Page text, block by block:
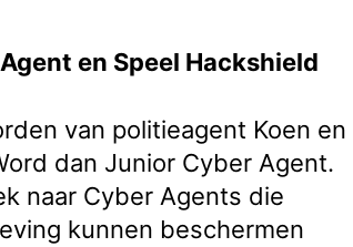
en Speel Hackshield
van politieagent Koen en
dan Junior Cyber Agent.
naar Cyber Agents die
kunnen beschermen